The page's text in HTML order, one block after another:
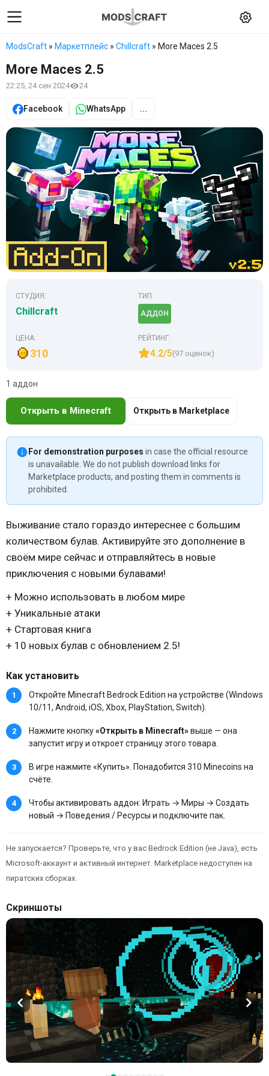
ModsCraft » Маркетплейс » Chillcraft » More Maces 2.5
More Maces 2.5
22:25, 24 сен 2024 24
Facebook WhatsApp ...
СТУДИЯ:
Chillcraft
ТИП:
АДДОН
ЦЕНА:
310
РЕЙТИНГ:
4.2/5(97 оценок)
1 аддон
Открыть в Minecraft Открыть в Marketplace
For demonstration purposes in case the official resource
is unavailable. We do not publish download links for
Marketplace products, and posting them in comments is
prohibited.
Выживание стало гораздо интереснее с большим
количеством булав. Активируйте это дополнение в
своём мире сейчас и отправляйтесь в новые
приключения с новыми булавами!
+ Можно использовать в любом мире
+ Уникальные атаки
+ Стартовая книга
+ 10 новых булав с обновлением 2.5!
Как установить
Откройте Minecraft Bedrock Edition на устройстве (Windows
10/11, Android, iOS, Xbox, PlayStation, Switch).
Нажмите кнопку«Открыть в Minecraft»выше — она
запустит игру и откроет страницу этого товара.
В игре нажмите «Купить». Понадобится 310 Minecoins на
счёте.
Чтобы активировать аддон: Играть → Миры → Создать
новый → Поведения / Ресурсы и подключите пак.
Не запускается? Проверьте, что у вас Bedrock Edition (не Java), есть
Microsoft-аккаунт и активный интернет. Marketplace недоступен на
пиратских сборках.
Скриншоты